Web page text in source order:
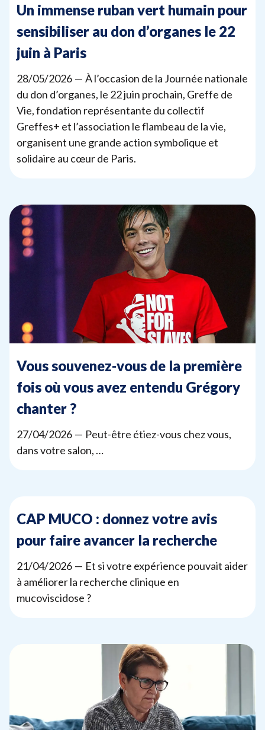
Un immense ruban vert humain pour
sensibiliser au don d’organes le 22
juin à Paris
28/05/2026 — À l’occasion de la Journée nationale
du don d’organes, le 22juin prochain, Greffe de
Vie, fondation représentante du collectif
Greffes+ et l’association le flambeau de la vie,
organisent une grande action symbolique et
solidaire au cœur de Paris.
Vous souvenez-vous de la première
fois où vous avez entendu Grégory
chanter ?
27/04/2026 — Peut-être étiez-vous chez vous,
dans votre salon, …
CAP MUCO : donnez votre avis
pour faire avancer la recherche
21/04/2026 — Et si votre expérience pouvait aider
à améliorer la recherche clinique en
mucoviscidose ?